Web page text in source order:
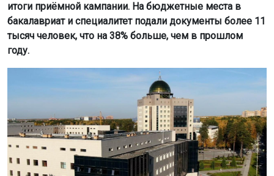
итоги приёмной кампании. На бюджетные места в
бакалавриат и специалитет подали документы более 11
тысяч человек, что на 38% больше, чем в прошлом
году.